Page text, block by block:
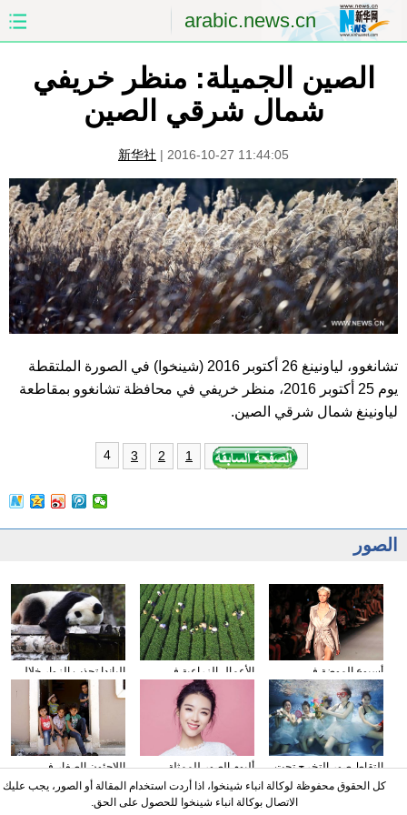
arabic.news.cn
الصين الصفحة الأولى
الشرق الأوسط العالم
الاقتصاد
العلوم والصحة الثقافة والتعليم
الرياضة السياحة والبيئة
مؤتمر صحفى للخارجية الصور
الصين الجميلة: منظر خريفي
شمال شرقي الصين
新华社 | 2016-10-27 11:44:05
تشانغوو، لياونينغ 26 أكتوبر 2016 (شينخوا) في الصورة الملتقطة
يوم 25 أكتوبر 2016، منظر خريفي في محافظة تشانغوو بمقاطعة
لياونينغ شمال شرقي الصين.
1
2
3
4
الصور
الباندا تجذب الزوار خلال
عطلة العيد الوطني
الصيني
الأعمال الزراعية في
فصل الخريف
أسبوع الموضة في
نيويورك
اللاجئون الصغار فى
دمشق بسوريا
ألبوم الصور للممثلة
الصينية نينغ شين
التقاط صور التخرج تحت
المياه
كل الحقوق محفوظة لوكالة انباء شينخوا، اذا أردت استخدام المقالة أو الصور، يجب عليك
الاتصال بوكالة انباء شينخوا للحصول على الحق.